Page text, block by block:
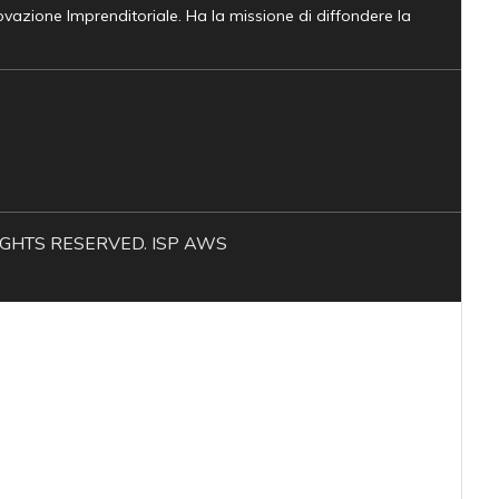
Imprenditoriale. Ha la missione di diffondere la
RESERVED. ISP AWS